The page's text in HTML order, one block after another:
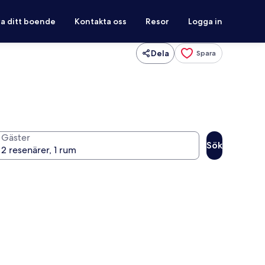
ditt boende Kontakta oss Resor Logga in
Dela Spara
Gäster
Sök